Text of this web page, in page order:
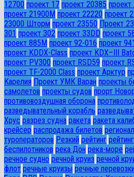
12700 проект 17 проект 20385 проект
проект 21900М проект 22220 проект
23000 Шторм проект 23550 Проект
301 проект 302 проект 33DD проект
проект 885М проект 92-016 проект 941
проект KDDX-Class проект KDX–III
проект PV300 проект RSD59 проект
проект TF-2000 Class проект Арктур
Карелия Проект УМК Варан проекты
самолетов проекты судов прорт
противовоздушная оборона
разведывательный корабль
Хрус разрез судна ракета ракета
крейсер распродажа билетов
туроператоров Резкий рейтинг
беспилотников река Дон река-море
речное судно речной круиз речной
флот речные круизы речные перевозки